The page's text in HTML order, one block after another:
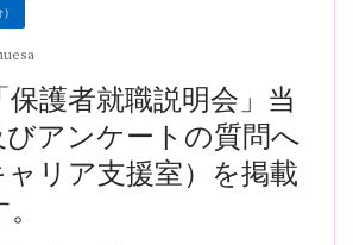
保護者就職説明会」当
びアンケートの質問へ
リア支援室）を掲載